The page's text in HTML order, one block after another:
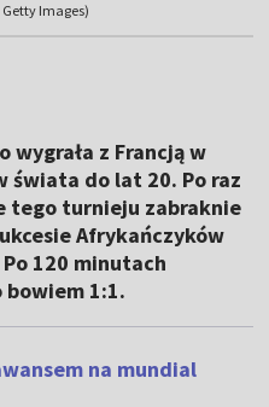
Images)
wygrała z Francją w
świata do lat 20. Po raz
tego turnieju zabraknie
Afrykańczyków
120 minutach
bowiem 1:1.
na mundial